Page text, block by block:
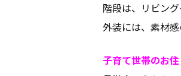
階段は、リビン
外装には、素材
子育て世帯のお